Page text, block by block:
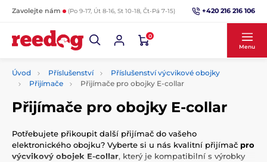
Zavolejte nám (Po 9-17, Út 8-16, St 10-18, Čt-Pá 7-15) +420 216 216 106
0
Menu
Úvod Příslušenství
Příslušenství výcvikové obojky
Přijímače
Přijímače pro obojky E-collar
Přijímače pro obojky E-collar
Potřebujete přikoupit další přijímač do vašeho
elektronického obojku? Vyberte si u nás kvalitní přijímač pro
výcvikový obojek E-collar, který je kompatibilní s výrobky